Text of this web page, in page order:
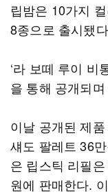
립밤은 10가지
8종으로 출시됐
‘라 보떼 루이 비
을 통해 공개되
이날 공개된 제
섀도 팔레트 36
은 립스틱 리필
원에 판매한다.